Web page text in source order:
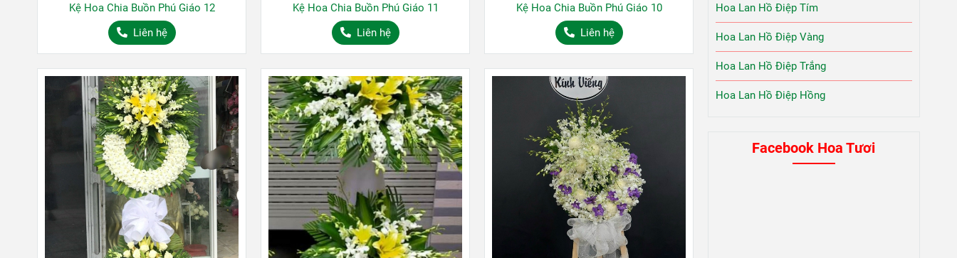
Kệ Hoa Chia Buồn Phú Giáo 12
Liên hệ
Kệ Hoa Chia Buồn Phú Giáo 11
Liên hệ
Kệ Hoa Chia Buồn Phú Giáo 10
Liên hệ
Hoa Lan Hồ Điệp Tím
Hoa Lan Hồ Điệp Vàng
Hoa Lan Hồ Điệp Trắng
Hoa Lan Hồ Điệp Hồng
Facebook Hoa Tươi